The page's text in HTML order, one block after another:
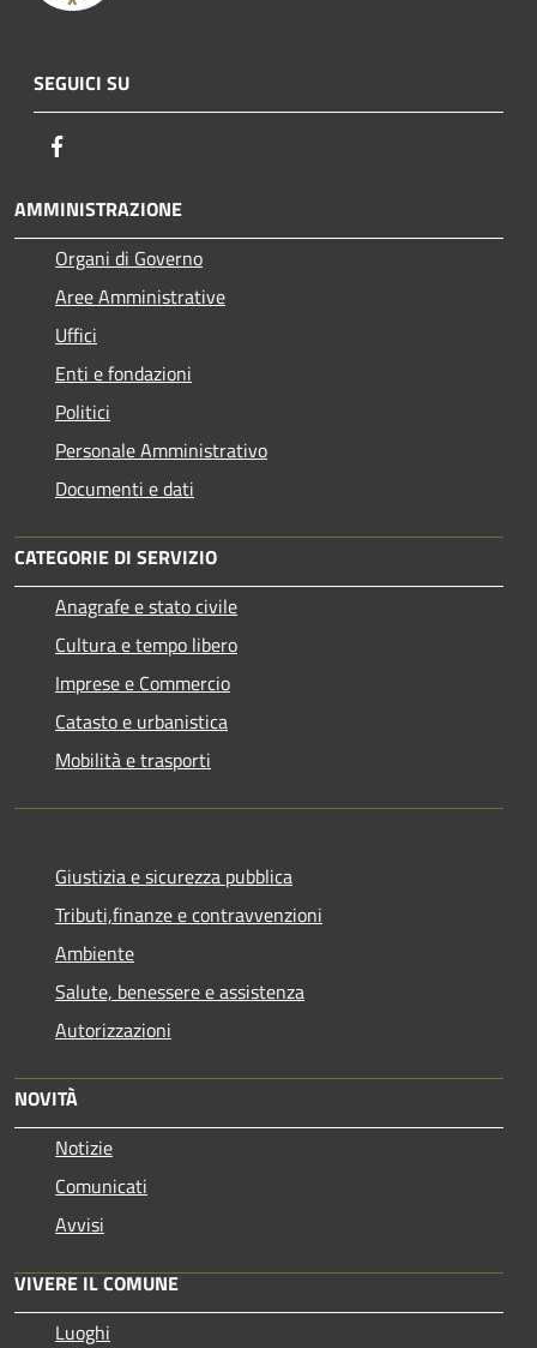
SEGUICI SU
AMMINISTRAZIONE
Organi di Governo
Aree Amministrative
Uffici
Enti e fondazioni
Politici
Personale Amministrativo
Documenti e dati
CATEGORIE DI SERVIZIO
Anagrafe e stato civile
Cultura e tempo libero
Imprese e Commercio
Catasto e urbanistica
Mobilità e trasporti
Giustizia e sicurezza pubblica
Tributi,finanze e contravvenzioni
Ambiente
Salute, benessere e assistenza
Autorizzazioni
NOVITÀ
Notizie
Comunicati
Avvisi
VIVERE IL COMUNE
Luoghi